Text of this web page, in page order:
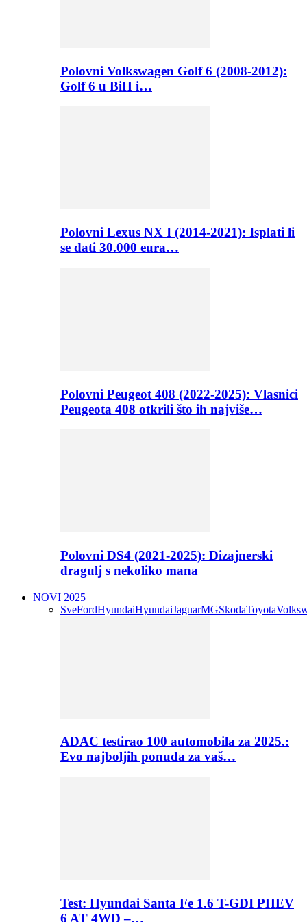
Polovni Volkswagen Golf 6 (2008-2012):
Golf 6 u BiH i…
Polovni Lexus NX I (2014-2021): Isplati li
se dati 30.000 eura…
Polovni Peugeot 408 (2022-2025): Vlasnici
Peugeota 408 otkrili što ih najviše…
Polovni DS4 (2021-2025): Dizajnerski
dragulj s nekoliko mana
NOVI 2025
SveFordHyundaiHyundaiJaguarMGSkodaToyota
ADAC testirao 100 automobila za 2025.:
Evo najboljih ponuda za vaš…
Test: Hyundai Santa Fe 1.6 T-GDI PHEV
6 AT 4WD –…